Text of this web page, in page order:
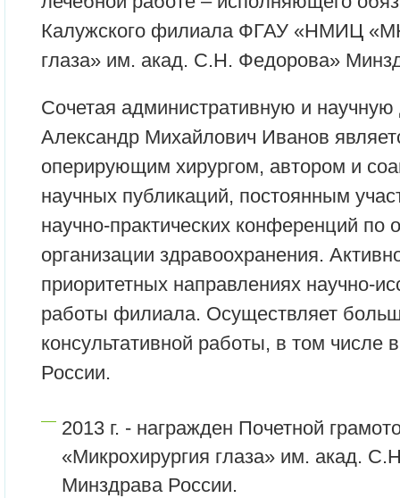
Калужского филиала ФГАУ «НМИЦ
глаза» им. акад. С.Н. Федорова»
Сочетая административную и научную
Александр Михайлович Иванов
оперирующим хирургом, автором и
научных публикаций, постоянным
научно-практических конференций по
организации здравоохранения.
приоритетных направлениях научно-
работы филиала. Осуществляет
консультативной работы, в том числе
России.
2013 г. - награжден Почетной
«Микрохирургия глаза» им. акад.
Минздрава России.